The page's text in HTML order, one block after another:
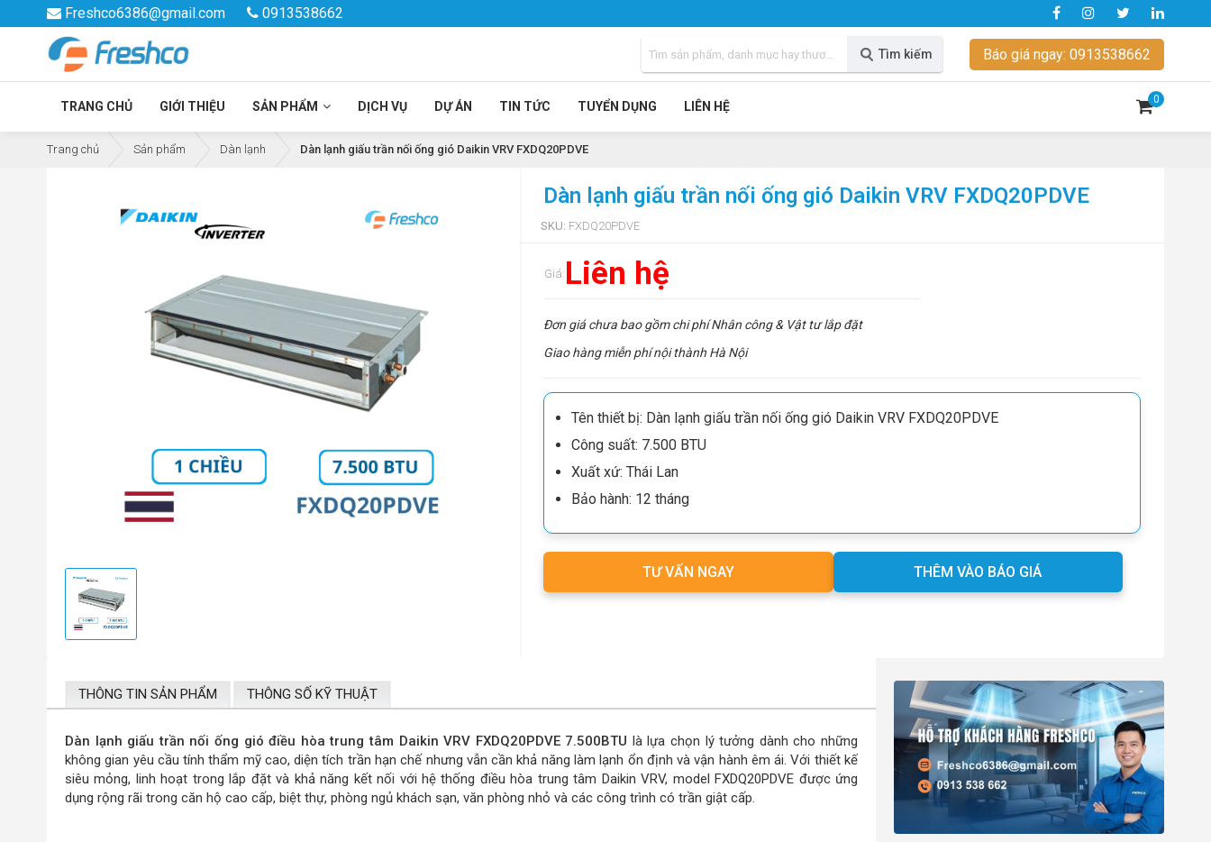
Freshco6386@gmail.com 0913538662
Tìm kiếm Báo giá ngay: 0913538662
TRANG CHỦ GIỚI THIỆU SẢN PHẨM DỊCH VỤ DỰ ÁN TIN TỨC TUYỂN DỤNG LIÊN HỆ
0
Trang chủ Sản phẩm Dàn lạnh Dàn lạnh giấu trần nối ống gió Daikin VRV FXDQ20PDVE
Dàn lạnh giấu trần nối ống gió Daikin VRV FXDQ20PDVE
SKU: FXDQ20PDVE
Giá: Liên hệ
Đơn giá chưa bao gồm chi phí Nhân công & Vật tư lắp đặt
Giao hàng miễn phí nội thành Hà Nội
Tên thiết bị: Dàn lạnh giấu trần nối ống gió Daikin VRV FXDQ20PDVE
Công suất: 7.500 BTU
Xuất xứ: Thái Lan
Bảo hành: 12 tháng
TƯ VẤN NGAY THÊM VÀO BÁO GIÁ
THÔNG TIN SẢN PHẨM THÔNG SỐ KỸ THUẬT
Dàn lạnh giấu trần nối ống gió điều hòa trung tâm Daikin VRV FXDQ20PDVE 7.500BTU là lựa chọn lý tưởng dành cho những
không gian yêu cầu tính thẩm mỹ cao, diện tích trần hạn chế nhưng vẫn cần khả năng làm lạnh ổn định và vận hành êm ái. Với thiết kế
siêu mỏng, linh hoạt trong lắp đặt và khả năng kết nối với hệ thống điều hòa trung tâm Daikin VRV, model FXDQ20PDVE được ứng
dụng rộng rãi trong căn hộ cao cấp, biệt thự, phòng ngủ khách sạn, văn phòng nhỏ và các công trình có trần giật cấp.